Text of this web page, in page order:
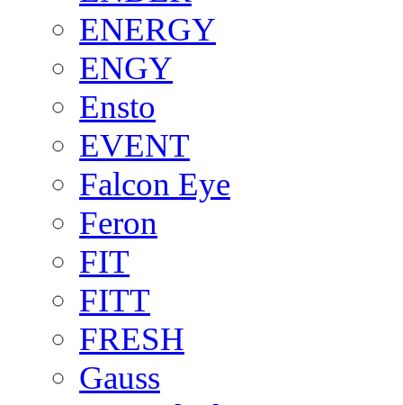
ENERGY
ENGY
Ensto
EVENT
Falcon Eye
Feron
FIT
FITT
FRESH
Gauss